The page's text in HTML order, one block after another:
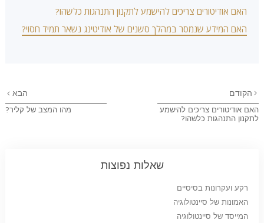
האם אודיטורים צריכים להישמע לתקנון התנהגות כלשהו?
האם המידע שנמסר במהלך סשנים של אודיטינג נשאר תמיד חסוי?
הקודם
האם אודיטורים צריכים להישמע
לתקנון התנהגות כלשהו?
הבא
מהו המצב של קליר?
שאלות נפוצות
רקע ועקרונות בסיסיים
האמונות של סיינטולוגיה
המייסד של סיינטולוגיה